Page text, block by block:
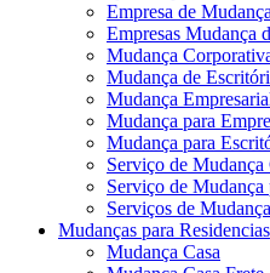
Empresa de
Empresas Mudança
Mudança
Mudança de
Mudança
Mudança para
Mudança para
Serviço de Mudança
Serviço de
Serviços de
Mudanças para Residencias
Mudança Casa